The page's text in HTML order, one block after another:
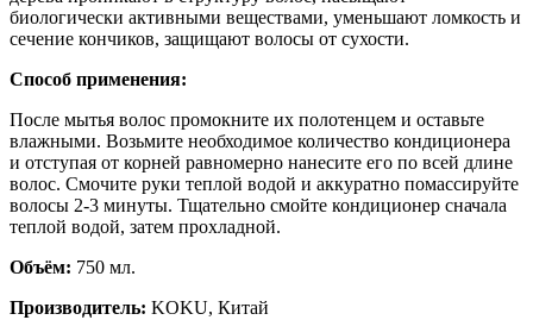
биологически активными веществами, уменьшают ломкость и
сечение кончиков, защищают волосы от сухости.
Способ применения:
После мытья волос промокните их полотенцем и оставьте
влажными. Возьмите необходимое количество кондиционера
и отступая от корней равномерно нанесите его по всей длине
волос. Смочите руки теплой водой и аккуратно помассируйте
волосы 2-3 минуты. Тщательно смойте кондиционер сначала
теплой водой, затем прохладной.
Объём: 750 мл.
Производитель: KOKU, Китай